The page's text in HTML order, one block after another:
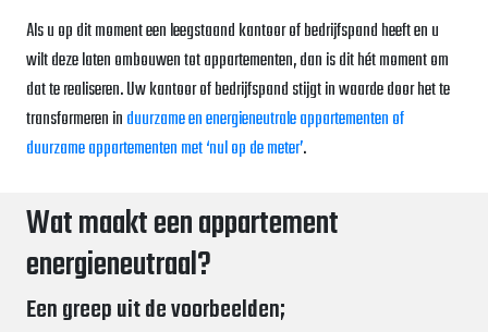
Als u op dit moment een leegstaand kantoor of bedrijfspand heeft en u
wilt deze laten ombouwen tot appartementen, dan is dit hét moment om
dat te realiseren. Uw kantoor of bedrijfspand stijgt in waarde door het te
transformeren induurzame en energieneutrale appartementen of
duurzame appartementen met ‘nul op de meter’.
Wat maakt een appartement
energieneutraal?
Een greep uit de voorbeelden;